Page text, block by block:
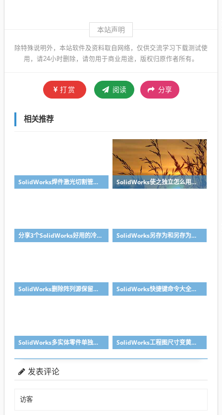
本站声明
除特殊说明外，本站软件及资料取自网络，仅供交流学习下载测试使
用，请24小时删除，请勿用于商业用途，版权归原作者所有。
打赏 阅读 分享
相关推荐
SolidWorks焊件激光切割管口对接无干涉处理方法，不需要坡口 SolidWorks使之独立怎么用？溪风一个视频教会你
分享3个SolidWorks好用的冷门小技巧 SolidWorks另存为和另存为副本区别？
SolidWorks删除阵列源保留后面阵列的方法汇总 SolidWorks快捷键命令大全之复制粘贴零件，提高装配效率
SolidWorks多实体零件单独出某个实体工程图的方法分享 SolidWorks工程图尺寸变黄丢失了怎么办？合理标注很重要
发表评论